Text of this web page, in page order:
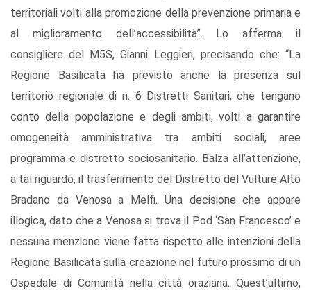
territoriali volti alla promozione della prevenzione primaria e
al miglioramento dell’accessibilità”. Lo afferma il
consigliere del M5S, Gianni Leggieri, precisando che: “La
Regione Basilicata ha previsto anche la presenza sul
territorio regionale di n. 6 Distretti Sanitari, che tengano
conto della popolazione e degli ambiti, volti a garantire
omogeneità amministrativa tra ambiti sociali, aree
programma e distretto sociosanitario. Balza all’attenzione,
a tal riguardo, il trasferimento del Distretto del Vulture Alto
Bradano da Venosa a Melfi. Una decisione che appare
illogica, dato che a Venosa si trova il Pod ‘San Francesco’ e
nessuna menzione viene fatta rispetto alle intenzioni della
Regione Basilicata sulla creazione nel futuro prossimo di un
Ospedale di Comunità nella città oraziana. Quest’ultimo,